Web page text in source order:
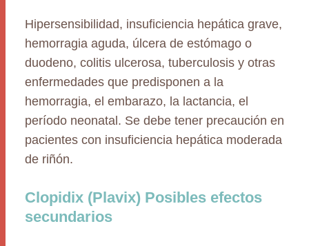
Hipersensibilidad, insuficiencia hepática grave,
hemorragia aguda, úlcera de estómago o
duodeno, colitis ulcerosa, tuberculosis y otras
enfermedades que predisponen a la
hemorragia, el embarazo, la lactancia, el
período neonatal. Se debe tener precaución en
pacientes con insuficiencia hepática moderada
de riñón.
Clopidix (Plavix) Posibles efectos
secundarios